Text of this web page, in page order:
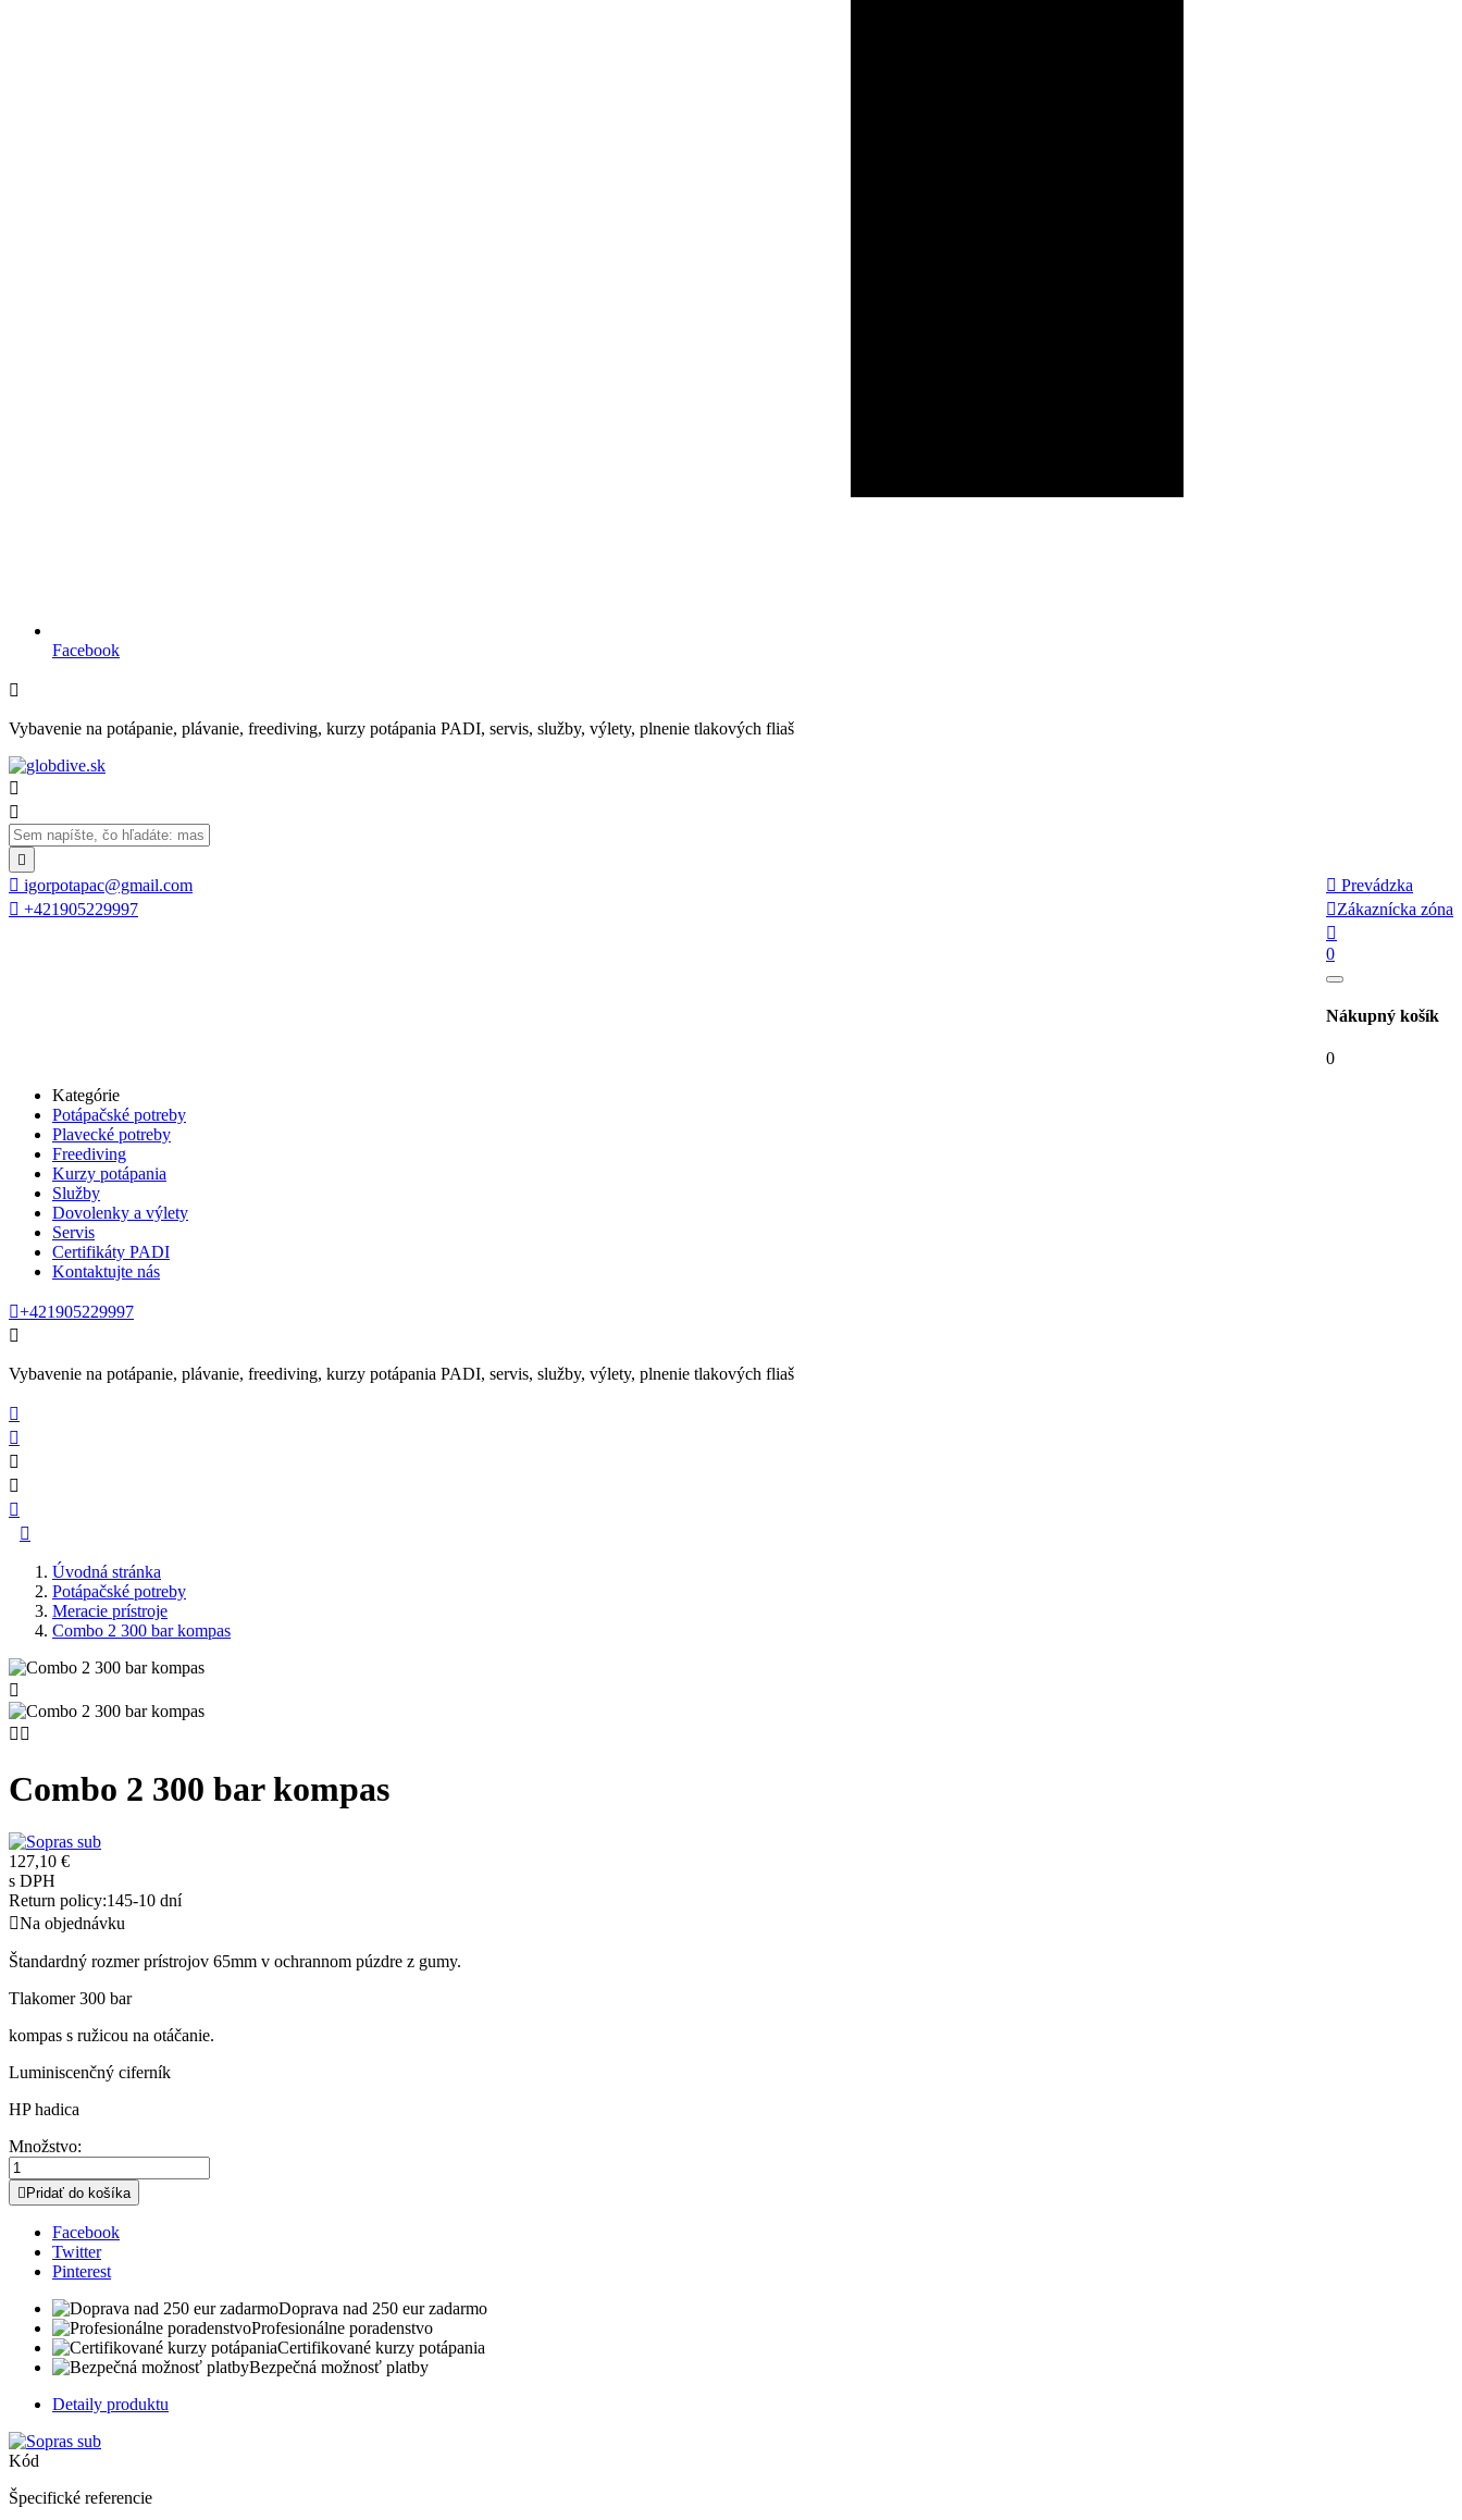
Facebook

Vybavenie na potápanie, plávanie, freediving, kurzy potápania PADI, servis, služby, výlety, plnenie tlakových fliaš



 igorpotapac@gmail.com
 +421905229997
 Prevádzka
Zákaznícka zóna

0
Nákupný košík
0
Kategórie
Potápačské potreby
Plavecké potreby
Freediving
Kurzy potápania
Služby
Dovolenky a výlety
Servis
Certifikáty PADI
Kontaktujte nás
+421905229997

Vybavenie na potápanie, plávanie, freediving, kurzy potápania PADI, servis, služby, výlety, plnenie tlakových fliaš






Úvodná stránka
Potápačské potreby
Meracie prístroje
Combo 2 300 bar kompas

 
Combo 2 300 bar kompas
127,10 €
s DPH
Return policy:145-10 dní
Na objednávku
Štandardný rozmer prístrojov 65mm v ochrannom púzdre z gumy.
Tlakomer 300 bar
kompas s ružicou na otáčanie.
Luminiscenčný ciferník
HP hadica
Množstvo:
 Pridať do košíka
Facebook
Twitter
Pinterest
Doprava nad 250 eur zadarmo
Profesionálne poradenstvo
Certifikované kurzy potápania
Bezpečná možnosť platby
Detaily produktu
Kód
Špecifické referencie